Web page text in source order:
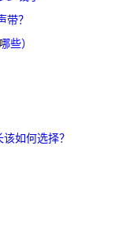
钱了
带？
些）